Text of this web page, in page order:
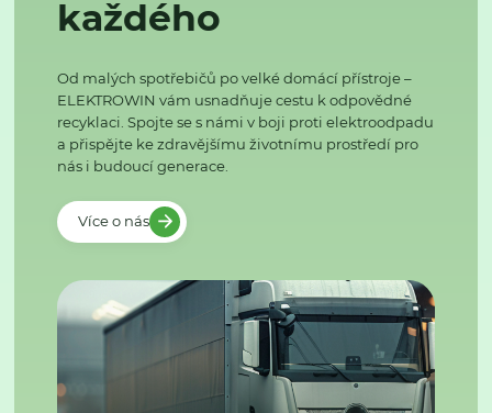
každého
Od malých spotřebičů po velké domácí přístroje –
ELEKTROWIN vám usnadňuje cestu k odpovědné
recyklaci. Spojte se s námi v boji proti elektroodpadu
a přispějte ke zdravějšímu životnímu prostředí pro
nás i budoucí generace.
Více o nás